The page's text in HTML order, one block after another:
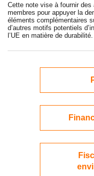
Cette note vise à fournir
membres pour appuyer la
éléments complémentaires
d’autres motifs potentiels
l’UE en matière de durabilité.